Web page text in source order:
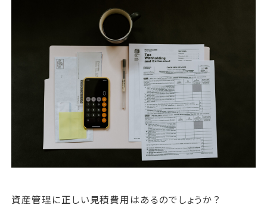
無料ご相談 ログイン
運営会社
ファミリーオフィスとは
関連書籍
メールマガジン登録
資産管理に正しい見積費用はあるのでしょうか？